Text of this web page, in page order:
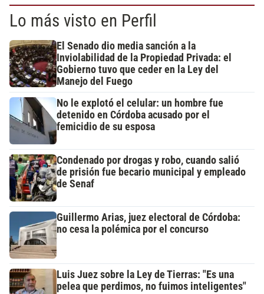
Lo más visto en Perfil
El Senado dio media sanción a la
Inviolabilidad de la Propiedad Privada: el
Gobierno tuvo que ceder en la Ley del
Manejo del Fuego
No le explotó el celular: un hombre fue
detenido en Córdoba acusado por el
femicidio de su esposa
Condenado por drogas y robo, cuando salió
de prisión fue becario municipal y empleado
de Senaf
Guillermo Arias, juez electoral de Córdoba:
no cesa la polémica por el concurso
Luis Juez sobre la Ley de Tierras: "Es una
pelea que perdimos, no fuimos inteligentes"